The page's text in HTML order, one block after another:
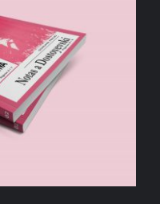
/ DETALLES